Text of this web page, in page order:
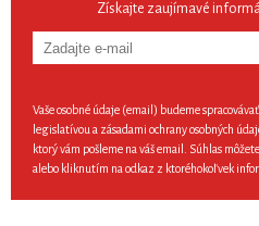
Získajte zaujímavé
Vaše osobné údaje (email) budeme
legislatívou a zásadami ochrany osobných
ktorý vám pošleme na váš email. Súhlas
alebo kliknutím na odkaz z ktoréhokoľvek